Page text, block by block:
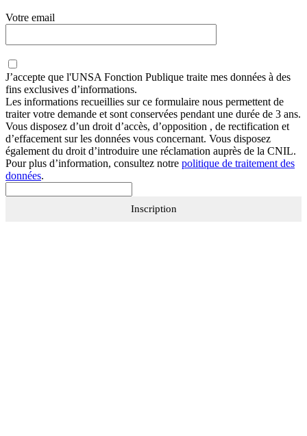
Votre email
J’accepte que l'UNSA Fonction Publique traite mes données à des
fins exclusives d’informations.
Les informations recueillies sur ce formulaire nous permettent de
traiter votre demande et sont conservées pendant une durée de 3 ans.
Vous disposez d’un droit d’accès, d’opposition , de rectification et
d’effacement sur les données vous concernant. Vous disposez
également du droit d’introduire une réclamation auprès de la CNIL.
Pour plus d’information, consultez notre politique de traitement des
données.
Inscription